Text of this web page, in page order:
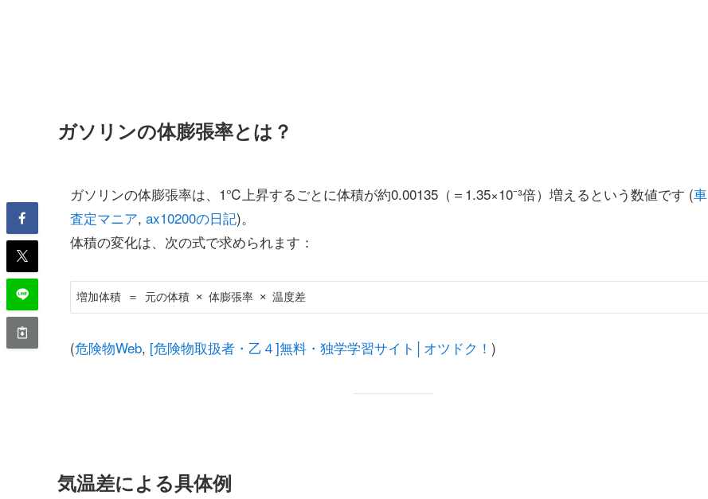
ガソリンの体膨張率とは？
ガソリンの体膨張率は、1℃上昇するごとに体積が約0.00135（＝1.35×10⁻³倍）増えるという数値です (車
査定マニア, ax10200の日記)。
体積の変化は、次の式で求められます：
(危険物Web, [危険物取扱者・乙４]無料・独学学習サイト│オツドク！ )
気温差による具体例